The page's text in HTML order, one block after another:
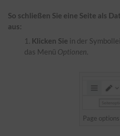
So schließen Sie eine Seite als
aus:
Klicken Sie in der
das Menü Optionen.
Page